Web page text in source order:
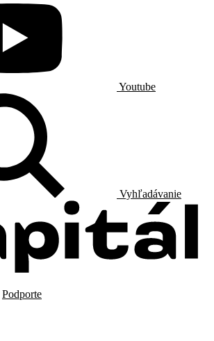
Youtube
Vyhľadávanie
Podporte